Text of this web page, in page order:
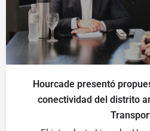
Hourcade presentó
conectividad del distrito